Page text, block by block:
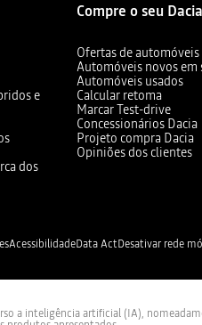
e
dos
Compre o seu Dacia
Ofertas de automóveis
Automóveis novos em
Automóveis usados
Calcular retoma
Marcar Test-drive
Concessionários Dacia
Projeto compra Dacia
Opiniões dos clientes
AcessibilidadeData ActDesativar rede
a inteligência artificial (IA),